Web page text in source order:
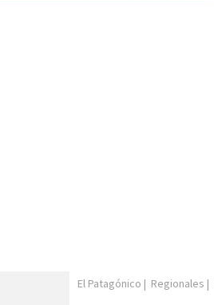
El Patagónico | Regionales |